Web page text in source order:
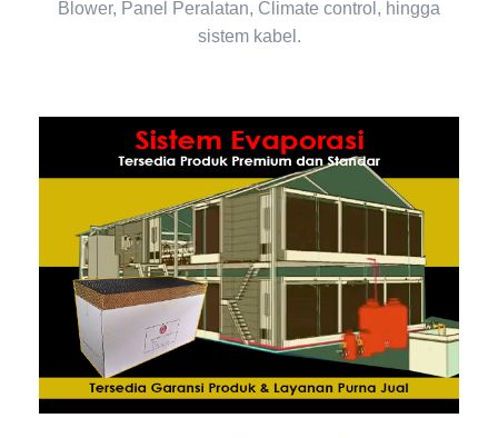
Blower, Panel Peralatan, Climate control, hingga
sistem kabel.